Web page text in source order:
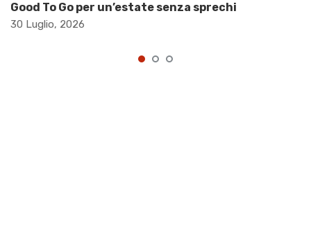
Good To Go per un’estate senza sprechi
30 Luglio, 2026